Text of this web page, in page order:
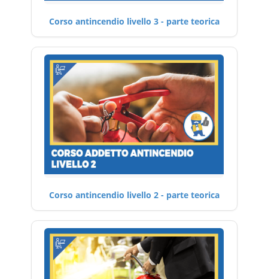
Corso antincendio livello 3 - parte teorica
Corso antincendio livello 2 - parte teorica